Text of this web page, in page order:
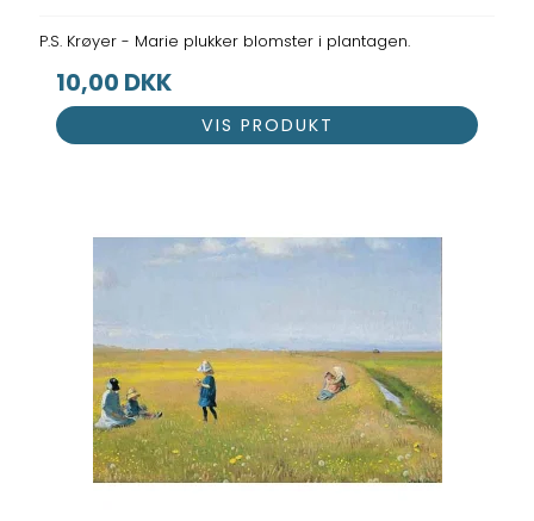
P.S. Krøyer - Marie plukker blomster i plantagen.
10,00 DKK
VIS PRODUKT